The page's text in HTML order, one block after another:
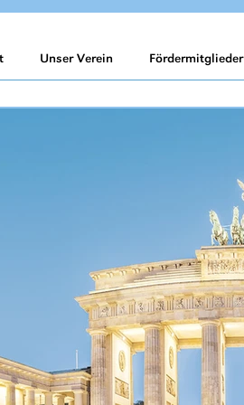
Unser Verein Fördermitglieder